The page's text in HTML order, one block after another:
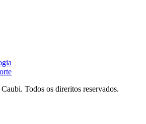
Todos os direritos reservados.